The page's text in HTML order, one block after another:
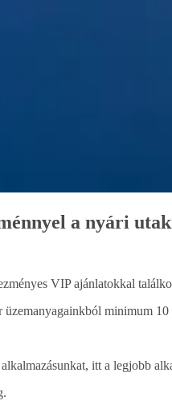
a nyári
VIP ajánlatokkal
minimum
itt a legjobb